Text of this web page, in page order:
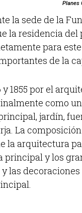
Planes
la sede de la
la residencia
para
de la
1855 por el
como
jardín,
La
la arquitectura
y los
las